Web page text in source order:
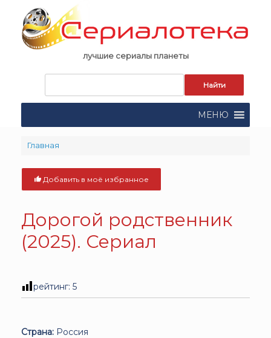
content
лучшие сериалы планеты
поиска:
МЕНЮ
Главная
Добавить в моё избранное
Дорогой родственник
(2025). Сериал
рейтинг: 5
Страна: Россия